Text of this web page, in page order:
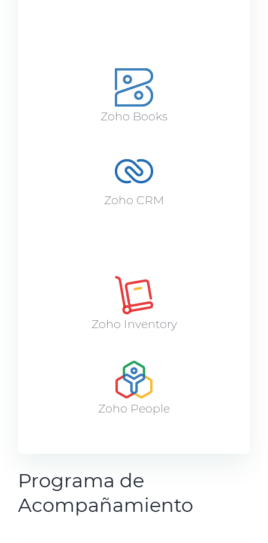
Zoho Books
Zoho CRM
Zoho Inventory
Zoho People
Programa de
Acompañamiento